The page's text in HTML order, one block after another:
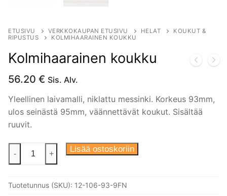
ETUSIVU VERKKOKAUPAN ETUSIVU HELAT
KOUKUT &
RIPUSTUS
KOLMIHAARAINEN KOUKKU
Kolmihaarainen koukku
56.20 € Sis. Alv.
Yleellinen laivamalli, niklattu messinki. Korkeus 93mm,
ulos seinästä 95mm, väännettävät koukut. Sisältää
ruuvit.
Kolmihaarainen
- + Lisää ostoskoriin
Tuotetunnus (SKU): 12-106-93-9FN